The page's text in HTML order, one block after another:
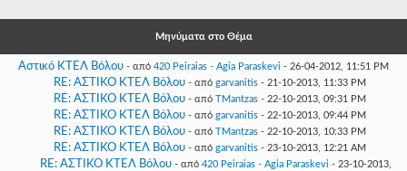
Μηνύματα στο Θέμα
Αστικό ΚΤΕΛ Βόλου - από 420 Peiraias - Agia Paraskevi - 26-04-2012, 11:51 PM
RE: ΑΣΤΙΚΟ ΚΤΕΛ Βόλου - από garvanitis- 21-10-2013, 11:33 PM
RE: ΑΣΤΙΚΟ ΚΤΕΛ Βόλου - από TMantzas- 22-10-2013, 09:31 PM
RE: ΑΣΤΙΚΟ ΚΤΕΛ Βόλου - από garvanitis- 22-10-2013, 09:44 PM
RE: ΑΣΤΙΚΟ ΚΤΕΛ Βόλου - από TMantzas- 22-10-2013, 10:33 PM
RE: ΑΣΤΙΚΟ ΚΤΕΛ Βόλου - από garvanitis- 23-10-2013, 12:21 AM
RE: ΑΣΤΙΚΟ ΚΤΕΛ Βόλου - από 420 Peiraias - Agia Paraskevi - 23-10-2013,